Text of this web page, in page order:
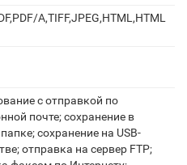
A,TIFF,JPEG,HTML,HTML
с отправкой по
почте; сохранение в
сохранение на USB-
отправка на сервер FTP;